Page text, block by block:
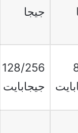
جيجا
128/256
جيجابايت